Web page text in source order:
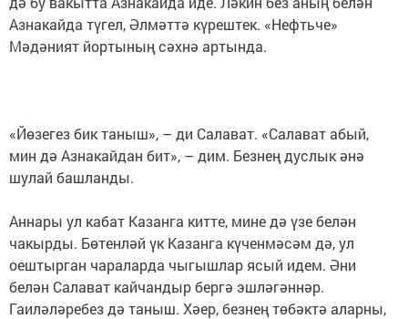
Азнакайда түгел, Әлмәттә күрештек. «Нефтьче»
Мәдәният йортының сәхнә артында.
«Йөзегез бик таныш», – ди Салават. «Салават абый,
мин дә Азнакайдан бит», – дим. Безнең дуслык әнә
шулай башланды.
Аннары ул кабат Казанга китте, мине дә үзе белән
чакырды. Бөтенләй үк Казанга күченмәсәм дә, ул
оештырган чараларда чыгышлар ясый идем. Әни
белән Салават кайчандыр бергә эшләгәннәр.
Гаиләләребез дә таныш. Хәер, безнең төбәктә аларны,